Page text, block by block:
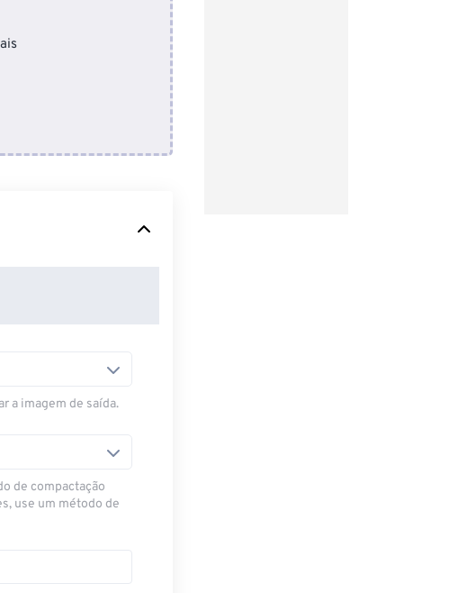
a imagem de saída.
de compactação
use um método de